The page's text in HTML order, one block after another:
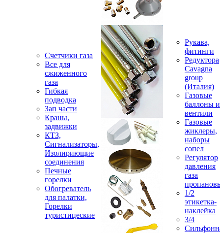
Счетчики газа
Все для
сжиженного
газа
Гибкая
подводка
Зап части
Краны,
задвижки
КТЗ,
Сигнализаторы,
Изолириющие
соединения
Печные
горелки
Обогреватель
для палатки,
Горелки
туристицеские
Рукава,
фитинги
Редуктора
Cavagna
group
(Италия)
Газовые
баллоны и
вентили
Газовые
жиклеры,
наборы
сопел
Регулятор
давления
газа
1/2
этикетка-
наклейка
3/4